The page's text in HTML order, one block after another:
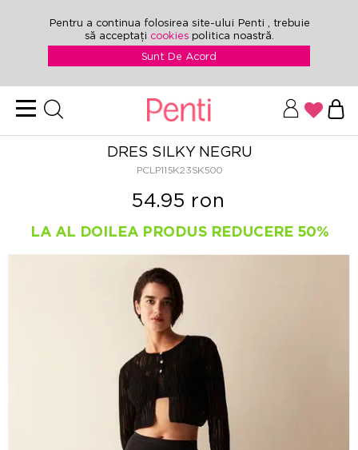
Pentru a continua folosirea site-ului Penti , trebuie
să acceptați cookies politica noastră.
Sunt De Acord
DRES SILKY NEGRU
PCLP115K23SK500
54.95 ron
LA AL DOILEA PRODUS REDUCERE 50%